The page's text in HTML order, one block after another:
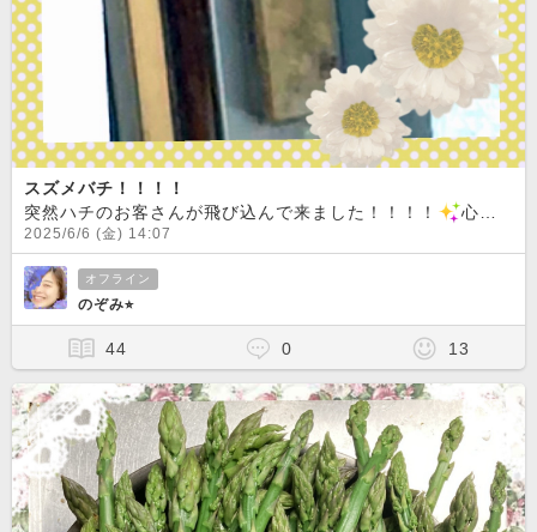
スズメバチ！！！！
突然ハチのお客さんが飛び込んで来ました！！！！
心臓止まりそうになりました
2025/6/6 (金) 14:07
オフライン
のぞみ⭐︎
44 0 13